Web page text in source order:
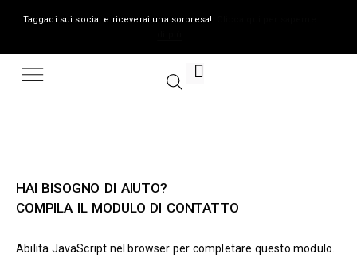
Taggaci sui social e riceverai una sorpresa!
HAI BISOGNO DI AIUTO?
COMPILA IL MODULO DI CONTATTO
Abilita JavaScript nel browser per completare questo modulo.